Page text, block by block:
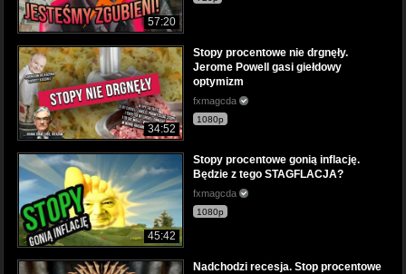
57:20
34:52
Stopy procentowe nie drgnęły.
Jerome Powell gasi giełdowy
optymizm
fxmagcda
1080p
45:42
Stopy procentowe gonią inflację.
Będzie z tego STAGFLACJA?
fxmagcda
1080p
Nadchodzi recesja. Stop procentowe